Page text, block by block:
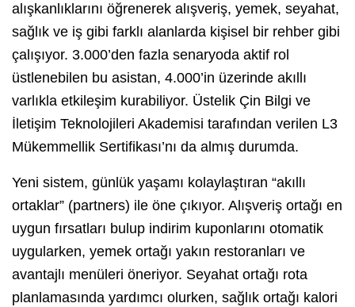
alışkanlıklarını öğrenerek alışveriş, yemek, seyahat,
sağlık ve iş gibi farklı alanlarda kişisel bir rehber gibi
çalışıyor. 3.000’den fazla senaryoda aktif rol
üstlenebilen bu asistan, 4.000’in üzerinde akıllı
varlıkla etkileşim kurabiliyor. Üstelik Çin Bilgi ve
İletişim Teknolojileri Akademisi tarafından verilen L3
Mükemmellik Sertifikası’nı da almış durumda.
Yeni sistem, günlük yaşamı kolaylaştıran “akıllı
ortaklar” (partners) ile öne çıkıyor. Alışveriş ortağı en
uygun fırsatları bulup indirim kuponlarını otomatik
uygularken, yemek ortağı yakın restoranları ve
avantajlı menüleri öneriyor. Seyahat ortağı rota
planlamasında yardımcı olurken, sağlık ortağı kalori